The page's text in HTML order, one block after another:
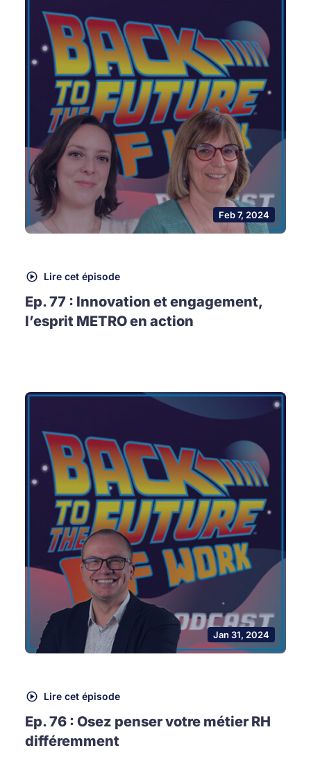
Feb 7, 2024
Lire cet épisode
Ep. 77 : Innovation et engagement,
l’esprit METRO en action
Jan 31, 2024
Lire cet épisode
Ep. 76 : Osez penser votre métier RH
différemment